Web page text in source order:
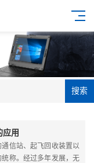
搜索
应用
信站、起飞回收装置以
称。经过多年发展，无